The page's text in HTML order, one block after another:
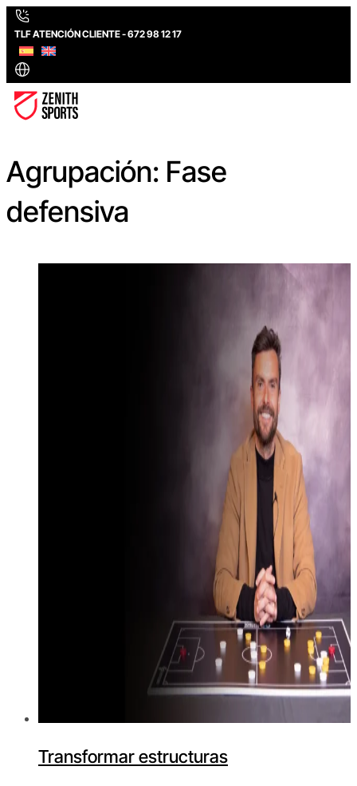
TLF ATENCIÓN CLIENTE - 672 98 12 17
Agrupación: Fase
defensiva
Transformar estructuras